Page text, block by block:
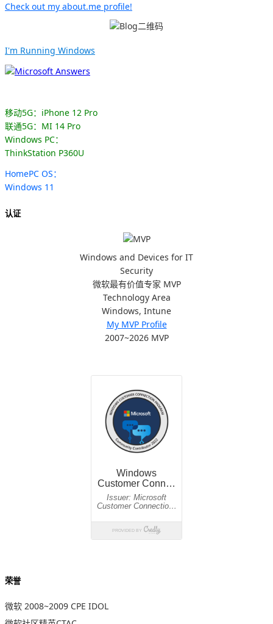
Check out my about.me profile!
I'm Running Windows
移动5G：iPhone 12 Pro
联通5G：MI 14 Pro
Windows PC：
ThinkStation P360U
HomePC OS：
Windows 11
认证
Windows and Devices for IT
Security
微软最有价值专家 MVP
Technology Area
Windows, Intune
My MVP Profile
2007~2026 MVP
荣誉
微软 2008~2009 CPE IDOL